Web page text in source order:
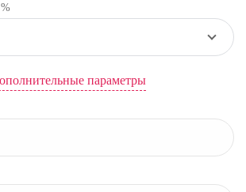
параметры